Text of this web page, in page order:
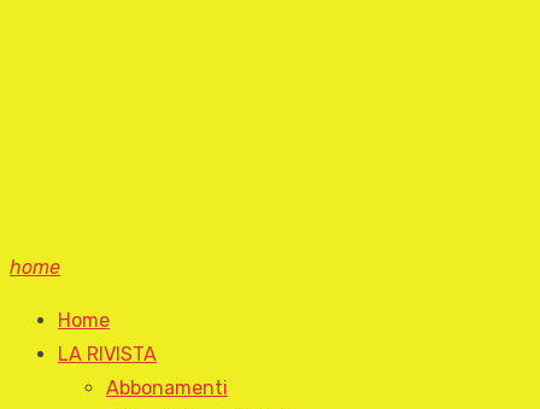
home
Home
LA RIVISTA
Abbonamenti